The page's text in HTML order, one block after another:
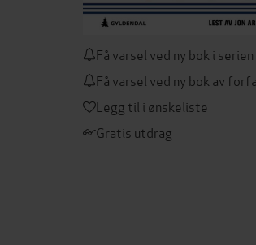
Få varsel ved ny bok i serien
Få varsel ved ny bok av
Legg til i ønskeliste
Gratis utdrag